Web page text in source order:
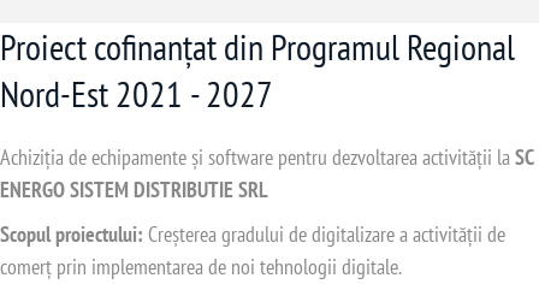
Proiect cofinanțat din Programul Regional
Nord-Est 2021 - 2027
Achiziția de echipamente și software pentru dezvoltarea activității laSC
ENERGO SISTEM DISTRIBUTIE SRL
Scopul proiectului: Creșterea gradului de digitalizare a activității de
comerț prin implementarea de noi tehnologii digitale.